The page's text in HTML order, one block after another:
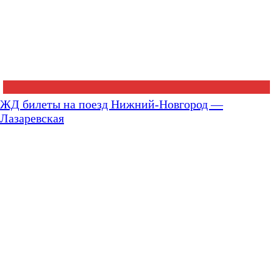
ЖД билеты на поезд Нижний-Новгород —
Лазаревская